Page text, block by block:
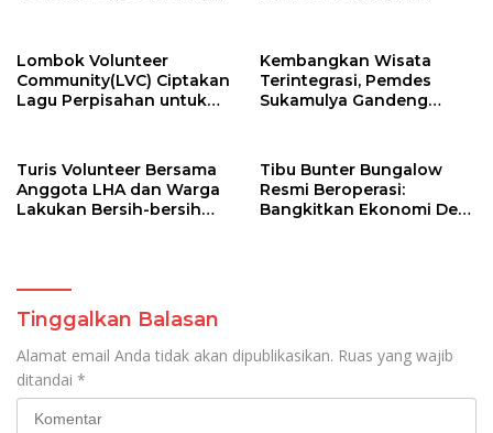
Lombok Volunteer
Community(LVC) Ciptakan
Lagu Perpisahan untuk
Kembangkan Wisata
Terintegrasi, Pemdes
Sukamulya Gandeng
Turis Volunteer Bersama
Anggota LHA dan Warga
Lakukan Bersih-bersih
Tibu Bunter Bungalow
Resmi Beroperasi:
Bangkitkan Ekonomi Desa
Tinggalkan Balasan
Alamat email Anda tidak akan dipublikasikan. Ruas yang wajib
ditandai *